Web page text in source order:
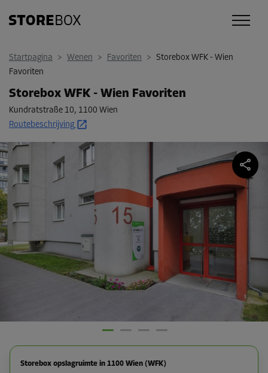
Startpagina > Wenen > Favoriten > Storebox WFK - Wien
Favoriten
Storebox WFK - Wien Favoriten
Kundratstraße 10, 1100 Wien
Routebeschrijving
Storebox opslagruimte in 1100 Wien (WFK)